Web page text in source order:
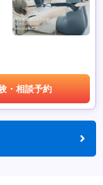
・相談予約